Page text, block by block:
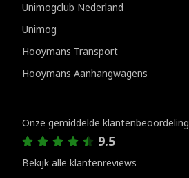
Unimogclub Nederland
Unimog
Hooymans Transport
Hooymans Aanhangwagens
Onze gemiddelde klantenbeoordeling
9.5
Bekijk alle klantenreviews